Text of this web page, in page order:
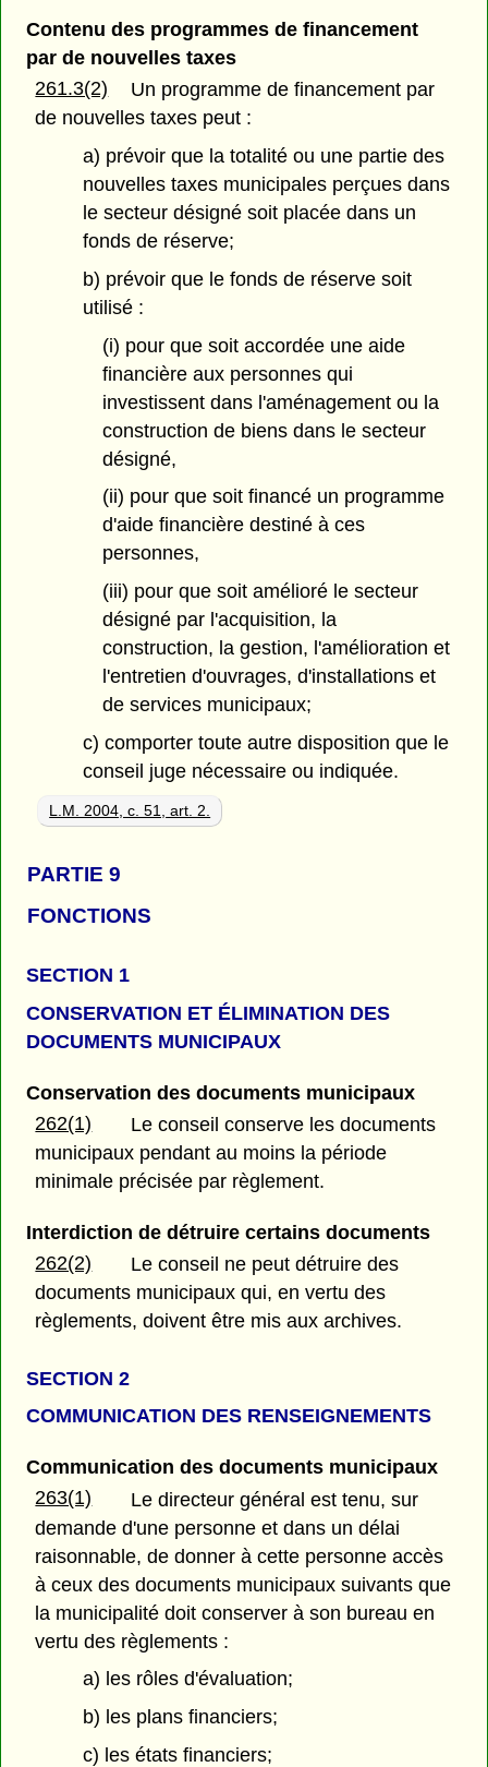
Contenu des programmes de financement
par de nouvelles taxes
261.3(2)
Un programme de financement par
de nouvelles taxes peut :
a) prévoir que la totalité ou une partie des
nouvelles taxes municipales perçues dans
le secteur désigné soit placée dans un
fonds de réserve;
b) prévoir que le fonds de réserve soit
utilisé :
(i) pour que soit accordée une aide
financière aux personnes qui
investissent dans l'aménagement ou la
construction de biens dans le secteur
désigné,
(ii) pour que soit financé un programme
d'aide financière destiné à ces
personnes,
(iii) pour que soit amélioré le secteur
désigné par l'acquisition, la
construction, la gestion, l'amélioration et
l'entretien d'ouvrages, d'installations et
de services municipaux;
c) comporter toute autre disposition que le
conseil juge nécessaire ou indiquée.
L.M. 2004, c. 51, art. 2.
PARTIE 9
FONCTIONS
SECTION 1
CONSERVATION ET ÉLIMINATION DES
DOCUMENTS MUNICIPAUX
Conservation des documents municipaux
262(1)
Le conseil conserve les documents
municipaux pendant au moins la période
minimale précisée par règlement.
Interdiction de détruire certains documents
262(2)
Le conseil ne peut détruire des
documents municipaux qui, en vertu des
règlements, doivent être mis aux archives.
SECTION 2
COMMUNICATION DES RENSEIGNEMENTS
Communication des documents municipaux
263(1)
Le directeur général est tenu, sur
demande d'une personne et dans un délai
raisonnable, de donner à cette personne accès
à ceux des documents municipaux suivants que
la municipalité doit conserver à son bureau en
vertu des règlements :
a) les rôles d'évaluation;
b) les plans financiers;
c) les états financiers;